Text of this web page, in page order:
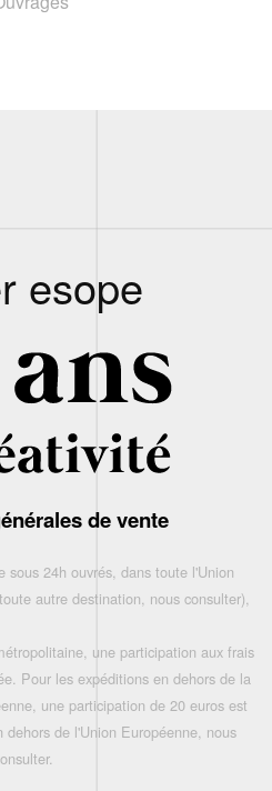
esope
de vente
sous 24h ouvrés, dans toute l'Union
autre destination, nous consulter),
une participation aux frais
Pour les expéditions en dehors de la
une participation de 20 euros est
de l'Union Européenne, nous